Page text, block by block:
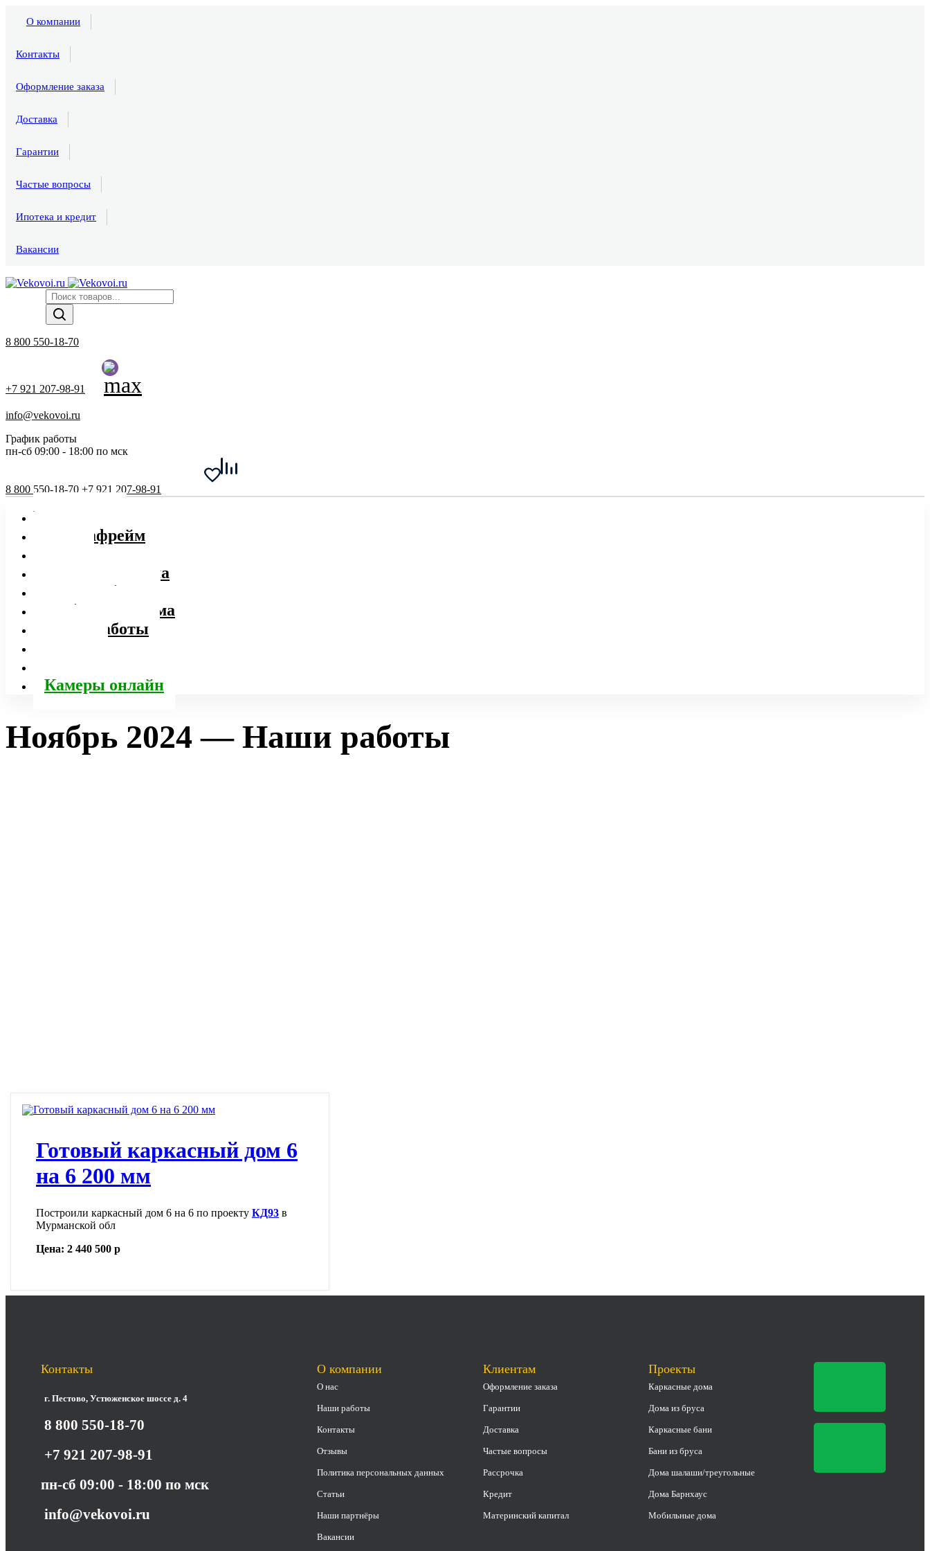
О компании
Контакты
Оформление заказа
Доставка
Гарантии
Частые вопросы
Ипотека и кредит
Вакансии
8 800 550-18-70
+7 921 207-98-91
info@vekovoi.ru
График работы
пн-сб 09:00 - 18:00 по мск
8 800 550-18-70 +7 921 207-98-91
Барнхаусы
Дома афрейм
Каркасные дома
Дома из бруса
Мобильные дома
Наши работы
Камеры онлайн
Ноябрь 2024 — Наши работы
Готовый каркасный дом 6
на 6 200 мм
Построили каркасный дом 6 на 6 по проекту КД93 в
Мурманской обл
Цена: 2 440 500 р
Контакты
г. Пестово, Устюженское шоссе д. 4
8 800 550-18-70
+7 921 207-98-91
пн-сб 09:00 - 18:00 по мск
info@vekovoi.ru
О компании
О нас
Наши работы
Контакты
Отзывы
Политика персональных данных
Статьи
Наши партнёры
Вакансии
Клиентам
Оформление заказа
Гарантии
Доставка
Частые вопросы
Рассрочка
Кредит
Материнский капитал
Проекты
Каркасные дома
Дома из бруса
Каркасные бани
Бани из бруса
Дома шалаши/треугольные
Дома Барнхаус
Мобильные дома